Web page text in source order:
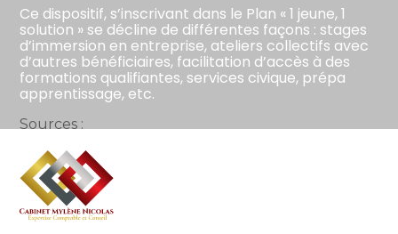
Aller
au
contenu
Ce dispositif, s’inscrivant dans le Plan « 1 jeune, 1
solution » se décline de différentes façons : stages
d’immersion en entreprise, ateliers collectifs avec
d’autres bénéficiaires, facilitation d’accès à des
formations qualifiantes, services civique, prépa
apprentissage, etc.
Sources :
Actualité du ministère du Travail du 24 octobre
2023 : « Le contrat d’Engagement Jeune, la
solution pour les jeunes »
Focus sur le Contrat d’Engagement Jeune